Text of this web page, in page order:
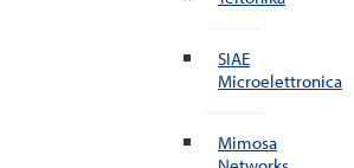
SIAE
Microelettronica
Mimosa